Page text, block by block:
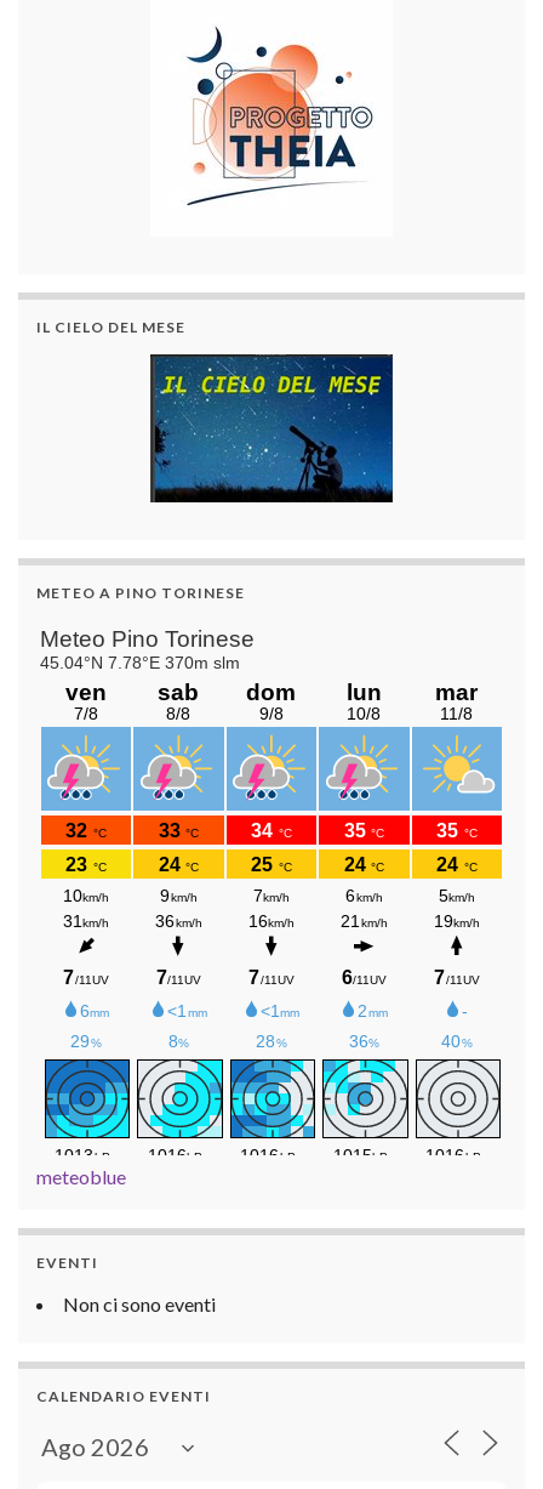
IL CIELO DEL MESE
METEO A PINO TORINESE
meteoblue
EVENTI
Non ci sono eventi
CALENDARIO EVENTI